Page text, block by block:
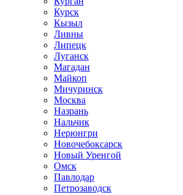
Курск
Кызыл
Ливны
Липецк
Луганск
Магадан
Майкоп
Мичуринск
Москва
Назрань
Нальчик
Нерюнгри
Новочебоксарск
Новый Уренгой
Омск
Павлодар
Петрозаводск